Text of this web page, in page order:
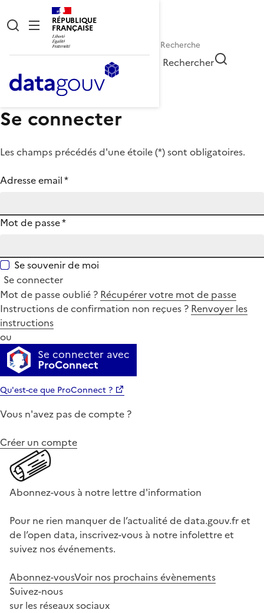
RÉPUBLIQUE
FRANÇAISE
Rechercher
Se connecter
Les champs précédés d'une étoile (*) sont obligatoires.
Adresse email*
Mot de passe*
Se souvenir de moi
Se connecter
Mot de passe oublié ? Récupérer votre mot de passe
Instructions de confirmation non reçues ? Renvoyer les
instructions
ou
Se connecter avec
ProConnect
Qu'est-ce que ProConnect ?
Vous n'avez pas de compte ?
Créer un compte
Abonnez-vous à notre lettre d'information
Pour ne rien manquer de l’actualité de data.gouv.fr et
de l’open data, inscrivez-vous à notre infolettre et
suivez nos événements.
Abonnez-vousVoir nos prochains évènements
Suivez-nous
sur les réseaux sociaux